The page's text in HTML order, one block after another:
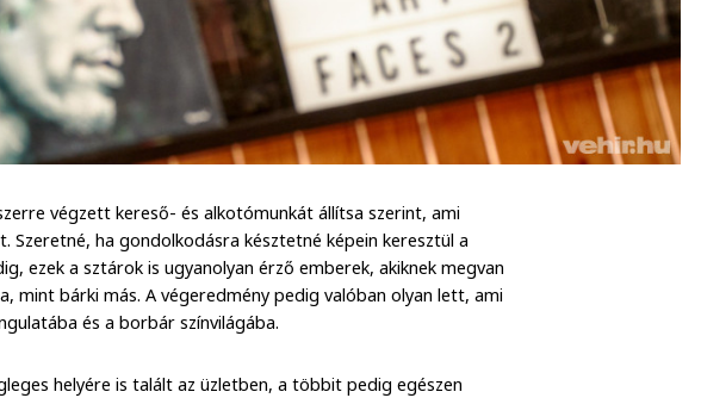
végzett kereső- és alkotómunkát állítsa szerint, ami
Szeretné, ha gondolkodásra késztetné képein keresztül a
ezek a sztárok is ugyanolyan érző emberek, akiknek megvan
mint bárki más. A végeredmény pedig valóban olyan lett, ami
és a borbár színvilágába.
helyére is talált az üzletben, a többit pedig egészen